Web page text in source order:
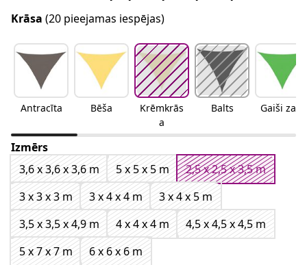
Krāsa (20 pieejamas iespējas)
Antracīta Bēša
Krēmkrās
a
Balts Gaiši zaļa
Izmērs
3,6 x 3,6 x 3,6 m
5 x 5 x 5 m
2,5 x 2,5 x 3,5 m
3 x 3 x 3 m
3 x 4 x 4 m
3 x 4 x 5 m
3,5 x 3,5 x 4,9 m
4 x 4 x 4 m
4,5 x 4,5 x 4,5 m
5 x 7 x 7 m
6 x 6 x 6 m